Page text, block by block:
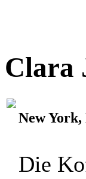
Clara
New York,
Die